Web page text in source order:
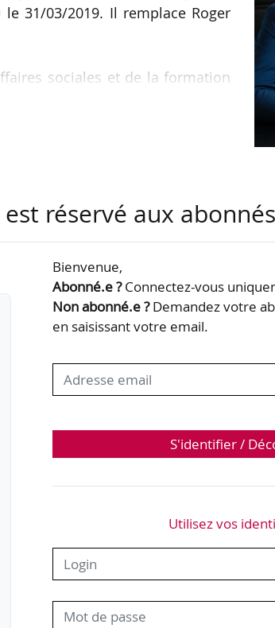
31/03/2019. Il remplace Roger
sociales et de la formation
réservé aux abonnés
Bienvenue,
Abonné.e ?Connectez-vous
Non abonné.e ?Demandez votre
en saisissant votre email.
S'identifier /
Utilisez vos